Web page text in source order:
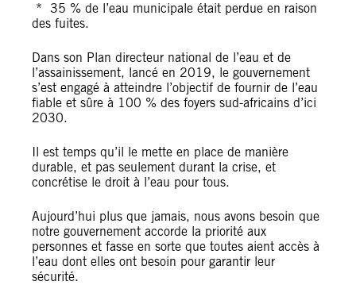
* 35 % de l’eau municipale était perdue en raison
des fuites.
Dans son Plan directeur national de l’eau et de
l’assainissement, lancé en 2019, le gouvernement
s’est engagé à atteindre l’objectif de fournir de l’eau
fiable et sûre à 100 % des foyers sud-africains d’ici
2030.
Il est temps qu’il le mette en place de manière
durable, et pas seulement durant la crise, et
concrétise le droit à l’eau pour tous.
Aujourd’hui plus que jamais, nous avons besoin que
notre gouvernement accorde la priorité aux
personnes et fasse en sorte que toutes aient accès à
l’eau dont elles ont besoin pour garantir leur
sécurité.